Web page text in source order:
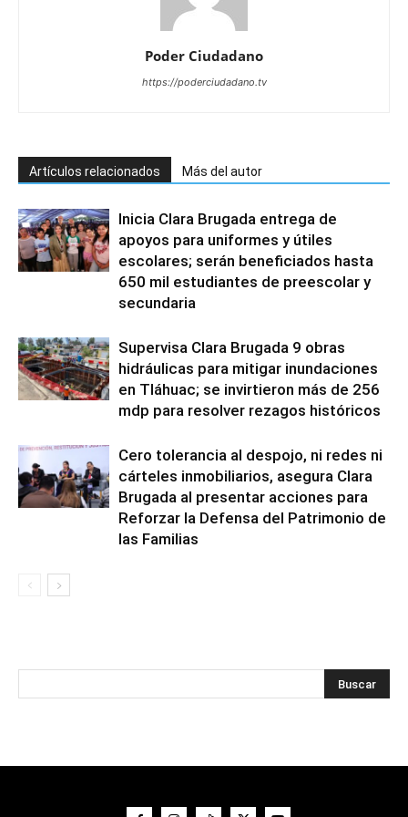
Poder Ciudadano
https://poderciudadano.tv
Artículos relacionados Más del autor
Inicia Clara Brugada entrega de
apoyos para uniformes y útiles
escolares; serán beneficiados hasta
650 mil estudiantes de preescolar y
secundaria
Supervisa Clara Brugada 9 obras
hidráulicas para mitigar inundaciones
en Tláhuac; se invirtieron más de 256
mdp para resolver rezagos históricos
Cero tolerancia al despojo, ni redes ni
cárteles inmobiliarios, asegura Clara
Brugada al presentar acciones para
Reforzar la Defensa del Patrimonio de
las Familias